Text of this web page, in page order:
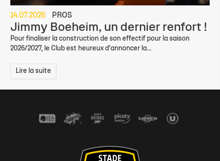
14.07.2026 PROS
Jimmy Boeheim, un dernier renfort !
Pour finaliser la construction de son effectif pour la saison
2026/2027, le Club est heureux d'annoncer la...
Lire la suite